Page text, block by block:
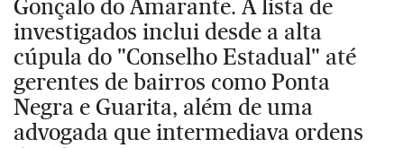
Gonçalo do Amarante. A lista de
investigados inclui desde a alta
cúpula do "Conselho Estadual" até
gerentes de bairros como Ponta
Negra e Guarita, além de uma
advogada que intermediava ordens